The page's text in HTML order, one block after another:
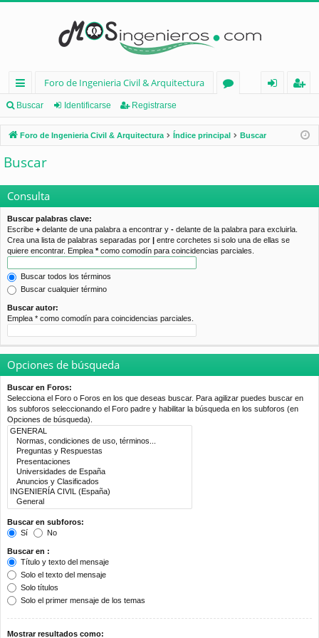
nl
ac
es
rá
pi
d
os
Foro de Ingenieria Civil & Arquitectura
os
nt
ifi
ist
ra
Buscar Identificarse Registrarse
Foro de Ingenieria Civil & Arquitectura Índice principal Buscar
Buscar
Consulta
Buscar palabras clave:
Escribe + delante de una palabra a encontrar y - delante de la palabra para excluirla.
Crea una lista de palabras separadas por | entre corchetes si solo una de ellas se
quiere encontrar. Emplea *como comodín para coincidencias parciales.
Buscar todos los términos
Buscar cualquier término
Buscar autor:
Emplea * como comodín para coincidencias parciales.
Opciones de búsqueda
Buscar en Foros:
Selecciona el Foro o Foros en los que deseas buscar. Para agilizar puedes buscar en
los subforos seleccionando el Foro padre y habilitar la búsqueda en los subforos (en
Opciones de búsqueda).
Buscar en subforos:
Sí
No
Buscar en :
Título y texto del mensaje
Solo el texto del mensaje
Solo títulos
Solo el primer mensaje de los temas
Mostrar resultados como: